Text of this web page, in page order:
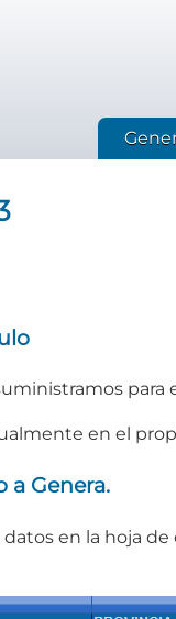
para
en el
a Genera.
en la hoja